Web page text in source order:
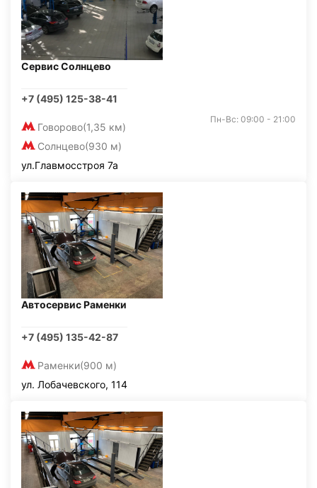
Сервис Солнцево
+7 (495) 125-38-41
Говорово(1,35 км)
Солнцево(930 м)
Пн-Вс: 09:00 - 21:00
ул.Главмосстроя 7а
Автосервис Раменки
+7 (495) 135-42-87
Раменки(900 м)
ул. Лобачевского, 114